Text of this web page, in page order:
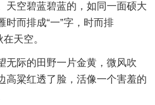
天空碧蓝碧蓝的，如同一面硕大
时而排成“一”字，时而排
天空。
无际的田野一片金黄，微风吹
高粱红透了脸，活像一个害羞的